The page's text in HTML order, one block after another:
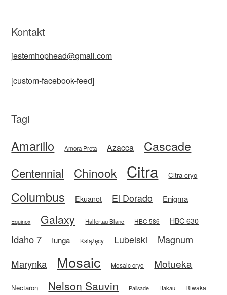
Kontakt
jestemhophead@gmail.com
[custom-facebook-feed]
Tagi
Amarillo Amora Preta Azacca Cascade
Centennial Chinook Citra Citra cryo
Columbus Ekuanot El Dorado Enigma
Equinox Galaxy Hallertau Blanc HBC 586 HBC 630
Idaho 7 Iunga Książęcy Lubelski
Magnum
Marynka
Mosaic Mosaic cryo Motueka
Nectaron Nelson Sauvin Palisade Rakau Riwaka